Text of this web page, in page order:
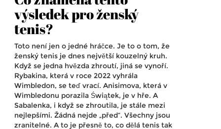
výsledek pro ženský
tenis?
Toto není jen o jedné hráčce. Je to o tom, že
ženský tenis je dnes největší kouzelný kruh.
Když se jedna hvězda zhroutí, jiná se vynoří.
Rybakina, která v roce 2022 vyhrála
Wimbledon, se teď vrací. Anisimova, která v
Wimbledonu porazila Świątek, je v hře. A
Sabalenka, i když se zhroutila, je stále mezi
nejlepšími. Žádná nejde „před“. Všechny jsou
zranitelné. A to je přesně to, co dělá tenis tak